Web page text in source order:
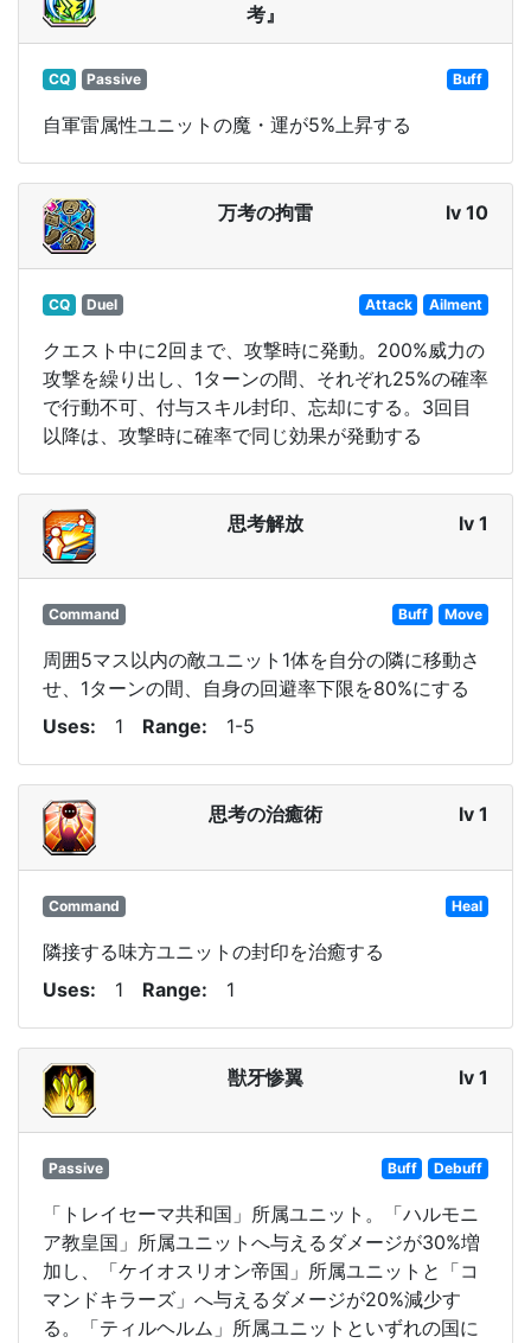
考』
CQ Passive Buff
自軍雷属性ユニットの魔・運が5%上昇する
万考の拘雷 lv 10
CQ Duel Attack Ailment
クエスト中に2回まで、攻撃時に発動。200%威力の
攻撃を繰り出し、1ターンの間、それぞれ25%の確率
で行動不可、付与スキル封印、忘却にする。3回目
以降は、攻撃時に確率で同じ効果が発動する
思考解放 lv 1
Command Buff Move
周囲5マス以内の敵ユニット1体を自分の隣に移動さ
せ、1ターンの間、自身の回避率下限を80%にする
Uses
1 Range 1-5
思考の治癒術 lv 1
Command Heal
隣接する味方ユニットの封印を治癒する
Uses
1 Range 1
獣牙惨翼 lv 1
Passive Buff Debuff
「トレイセーマ共和国」所属ユニット。「ハルモニ
ア教皇国」所属ユニットへ与えるダメージが30%増
加し、「ケイオスリオン帝国」所属ユニットと「コ
マンドキラーズ」へ与えるダメージが20%減少す
る。「ティルヘルム」所属ユニットといずれの国に